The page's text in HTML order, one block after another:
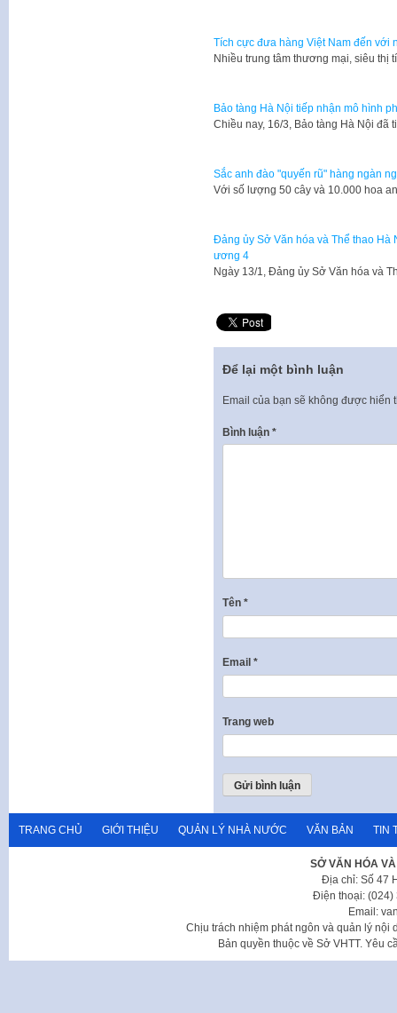
Tích cực đưa hàng Việt Nam đến với
Nhiều trung tâm thương mại, siêu
Bảo tàng Hà Nội tiếp nhận mô hình
Chiều nay, 16/3, Bảo tàng Hà Nội
Sắc anh đào "quyến rũ" hàng ngàn
Với số lượng 50 cây và 10.000 hoa
Đảng ủy Sở Văn hóa và Thể thao Hà
ương 4
Ngày 13/1, Đảng ủy Sở Văn hóa và
Để lại một bình luận
Email của bạn sẽ không được hiển
Bình luận *
Tên *
Email *
Trang web
TRANG CHỦ GIỚI THIỆU QUẢN LÝ NHÀ NƯỚC VĂN BẢN TIN
SỞ VĂN HÓA
Địa chỉ: Số 47
Điện thoại: (024)
Email:
Chịu trách nhiệm phát ngôn và quản lý nội
Bản quyền thuộc về Sở VHTT. Yêu